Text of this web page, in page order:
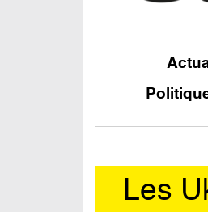
Les